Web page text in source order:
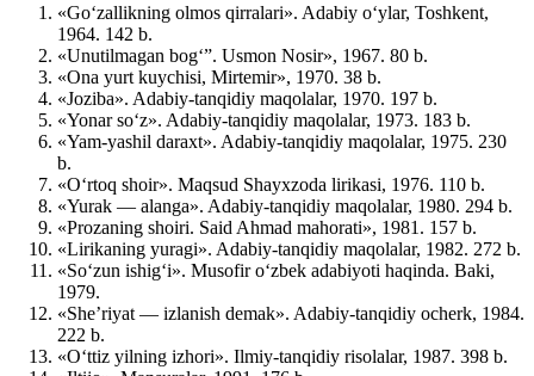
«Go‘zallikning olmos qirralari». Adabiy o‘ylar, Toshkent,
1964. 142 b.
«Unutilmagan bog‘”. Usmon Nosir», 1967. 80 b.
«Ona yurt kuychisi, Mirtemir», 1970. 38 b.
«Joziba». Adabiy-tanqidiy maqolalar, 1970. 197 b.
«Yonar so‘z». Adabiy-tanqidiy maqolalar, 1973. 183 b.
«Yam-yashil daraxt». Adabiy-tanqidiy maqolalar, 1975. 230
b.
«O‘rtoq shoir». Maqsud Shayxzoda lirikasi, 1976. 110 b.
«Yurak — alanga». Adabiy-tanqidiy maqolalar, 1980. 294 b.
«Prozaning shoiri. Said Ahmad mahorati», 1981. 157 b.
«Lirikaning yuragi». Adabiy-tanqidiy maqolalar, 1982. 272 b.
«So‘zun ishig‘i». Musofir o‘zbek adabiyoti haqinda. Baki,
1979.
«She’riyat — izlanish demak». Adabiy-tanqidiy ocherk, 1984.
222 b.
«O‘ttiz yilning izhori». Ilmiy-tanqidiy risolalar, 1987. 398 b.